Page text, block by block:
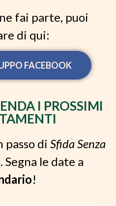
fai parte, puoi
di qui:
FACEBOOK
I PROSSIMI
passo di Sfida Senza
. Segna le date a
!